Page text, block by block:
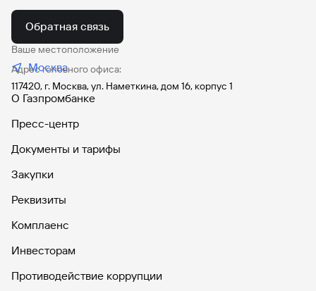
Обратная связь
Ваше местоположение
Москва
Адрес головного офиса:
117420, г. Москва, ул. Наметкина, дом 16, корпус 1
О Газпромбанке
Пресс-центр
Документы и тарифы
Закупки
Реквизиты
Комплаенс
Инвесторам
Противодействие коррупции